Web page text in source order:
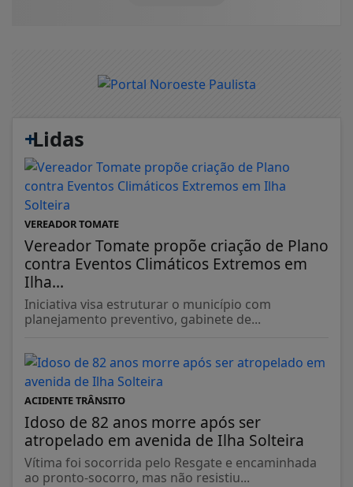
+
Lidas
VEREADOR TOMATE
Vereador Tomate propõe criação de Plano
contra Eventos Climáticos Extremos em
Ilha...
Iniciativa visa estruturar o município com
planejamento preventivo, gabinete de...
ACIDENTE TRÂNSITO
Idoso de 82 anos morre após ser
atropelado em avenida de Ilha Solteira
Vítima foi socorrida pelo Resgate e encaminhada
ao pronto-socorro, mas não resistiu...